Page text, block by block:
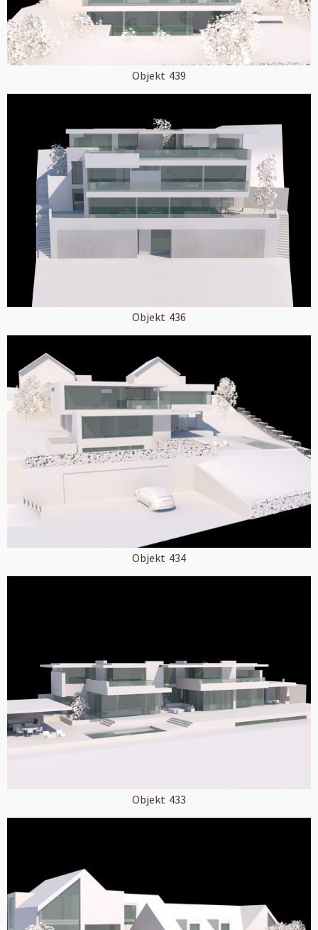
Objekt 439
Objekt 436
Objekt 434
Objekt 433